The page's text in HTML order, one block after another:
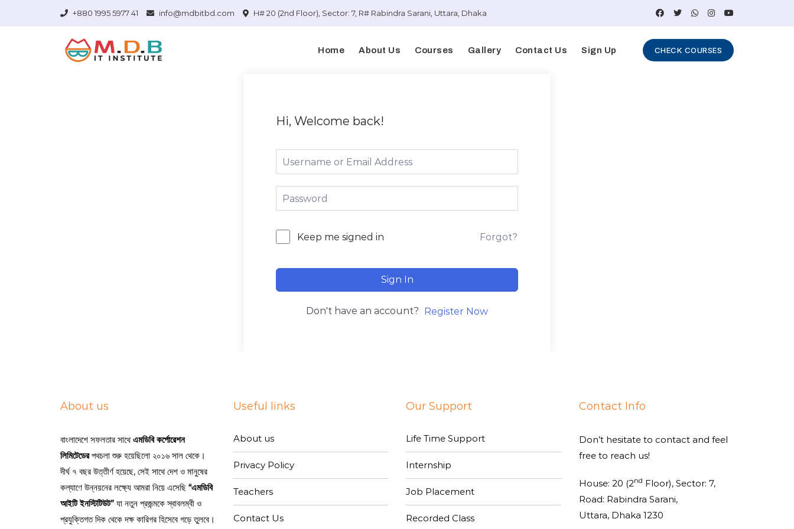
+880 1995 5977 41 info@mdbitbd.com H# 20 (2nd Floor), Sector: 7, R# Rabindra Sarani, Uttara, Dhaka
Home About Us Courses Gallery Contact Us Sign Up CHECK COURSES
Hi, Welcome back!
Keep me signed in Forgot?
Sign In
Don't have an account? Register Now
About us
বাংলাদেশে সফলতার সাথেএমডিবি কর্পোরেশন
লিমিটেডেরপথচলা শুরু হয়েছিলো ২০১৬ সাল থেকে।
দীর্ঘ ৭ বছর উত্তীর্ণ হয়েছে, সেই সাথে দেশ ও মানুষের
কল্যাণে উন্নয়নের লক্ষ্যে আমরা নিয়ে এসেছি “এমডিবি
আইটি ইনস্টিটিউট” যা নতুন প্রজন্মকে স্বাবলম্বী ও
প্রযুক্তিগত দিক থেকে দক্ষ কারিগর হিসেবে গড়ে তুলবে।
Useful links
About us
Privacy Policy
Teachers
Contact Us
Our Support
Life Time Support
Internship
Job Placement
Recorded Class
Contact Info
Don’t hesitate to contact and feel
free to reach us!
House: 20 (2nd Floor), Sector: 7,
Road: Rabindra Sarani,
Uttara, Dhaka 1230